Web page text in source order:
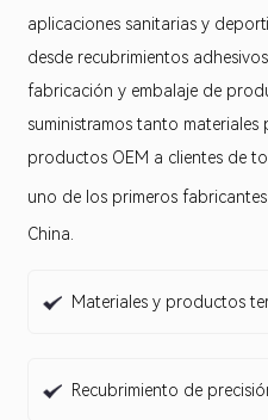
aplicaciones sanitarias y
desde recubrimientos
fabricación y embalaje de
suministramos tanto
productos OEM a clientes de
uno de los primeros
China.
Materiales y productos
Recubrimiento de